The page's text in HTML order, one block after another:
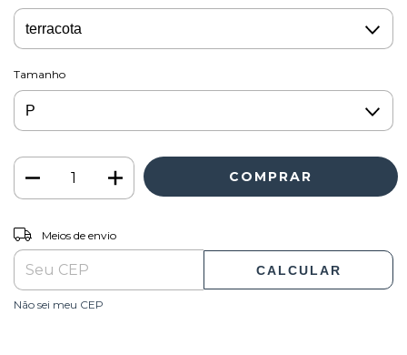
Tamanho
Entregas para o CEP:
Meios de envio
CALCULAR
Não sei meu CEP